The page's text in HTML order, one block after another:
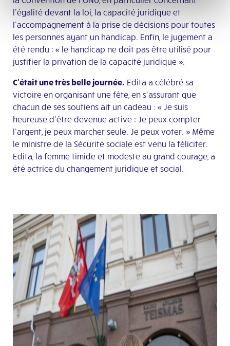
l’égalité devant la loi, la capacité juridique et
l’accompagnement à la prise de décisions pour toutes
les personnes ayant un handicap. Enfin, le jugement a
été rendu : « le handicap ne doit pas être utilisé pour
justifier la privation de la capacité juridique ».
C’était une très belle journée. Edita a célébré sa
victoire en organisant une fête, en s’assurant que
chacun de ses soutiens ait un cadeau : « Je suis
heureuse d’être devenue active : Je peux compter
l’argent, je peux marcher seule. Je peux voter. » Même
le ministre de la Sécurité sociale est venu la féliciter.
Edita, la femme timide et modeste au grand courage, a
été actrice du changement juridique et social.